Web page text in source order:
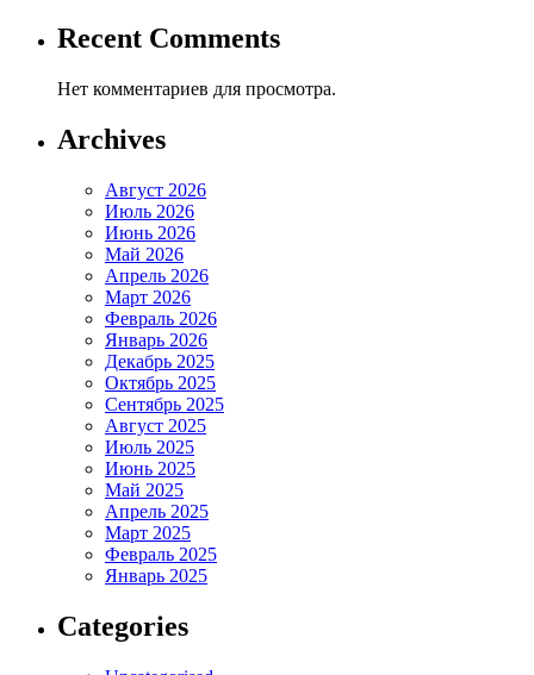
Recent Comments
Нет комментариев для просмотра.
Archives
Август 2026
Июль 2026
Июнь 2026
Май 2026
Апрель 2026
Март 2026
Февраль 2026
Январь 2026
Декабрь 2025
Октябрь 2025
Сентябрь 2025
Август 2025
Июль 2025
Июнь 2025
Май 2025
Апрель 2025
Март 2025
Февраль 2025
Январь 2025
Categories